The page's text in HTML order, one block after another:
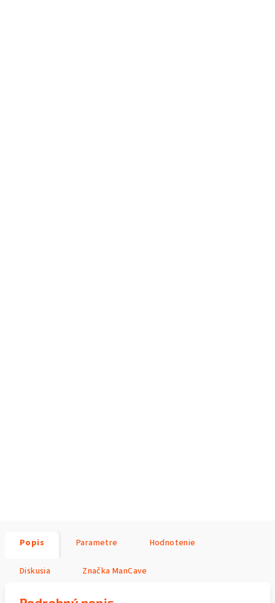
Popis Parametre Hodnotenie
Diskusia Značka ManCave